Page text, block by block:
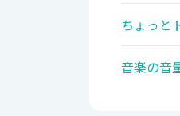
ちょっと
音楽の音